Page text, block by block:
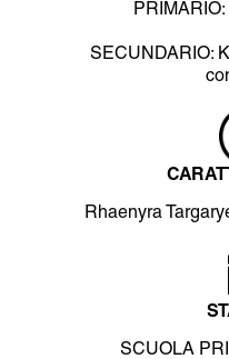
SECUNDARIO:
Rhaenyra
SCUOLA